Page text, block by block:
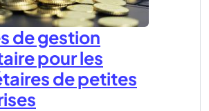
de gestion
pour les
de petites